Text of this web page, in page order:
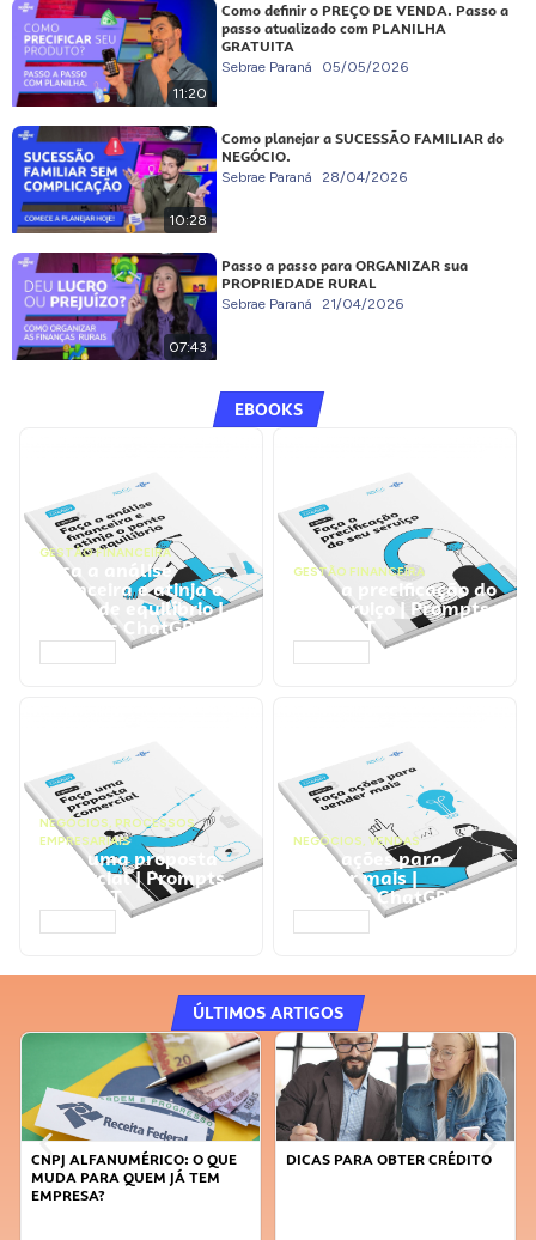
11:20
Como definir o PREÇO DE VENDA. Passo a
passo atualizado com PLANILHA
GRATUITA
Sebrae Paraná 05/05/2026
10:28
Como planejar a SUCESSÃO FAMILIAR do
NEGÓCIO.
Sebrae Paraná 28/04/2026
07:43
Passo a passo para ORGANIZAR sua
PROPRIEDADE RURAL
Sebrae Paraná 21/04/2026
EBOOKS
GESTÃO FINANCEIRA
Faça a análise
financeira e atinja o
ponto de equilíbrio |
Prompts ChatGPT
GESTÃO FINANCEIRA
Faça a precificação do
seu serviço | Prompts
ChatGPT
NEGÓCIOS, PROCESSOS
EMPRESARIAIS
Faça uma proposta
comercial | Prompts
ChatGPT
NEGÓCIOS, VENDAS
Faça ações para
vender mais |
Prompts ChatGPT
ÚLTIMOS ARTIGOS
DICAS PARA OBTER CRÉDITO
FAÇA A DIFERENÇA: SEJA